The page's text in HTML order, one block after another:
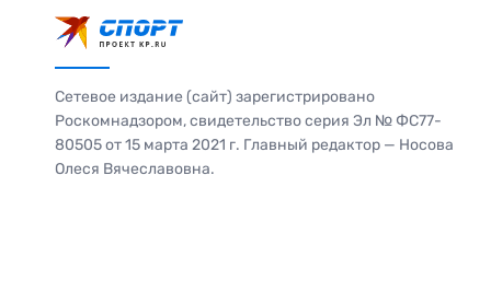
Сетевое издание (сайт) зарегистрировано
Роскомнадзором, свидетельство серия Эл № ФС77-
80505 от 15 марта 2021 г. Главный редактор — Носова
Олеся Вячеславовна.